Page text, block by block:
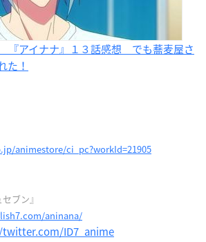
アイナナ』１３話感想 でも蕎麦屋さ
た！
animestore/ci_pc?workId=21905
ブン』
aninana/
ID7_anime